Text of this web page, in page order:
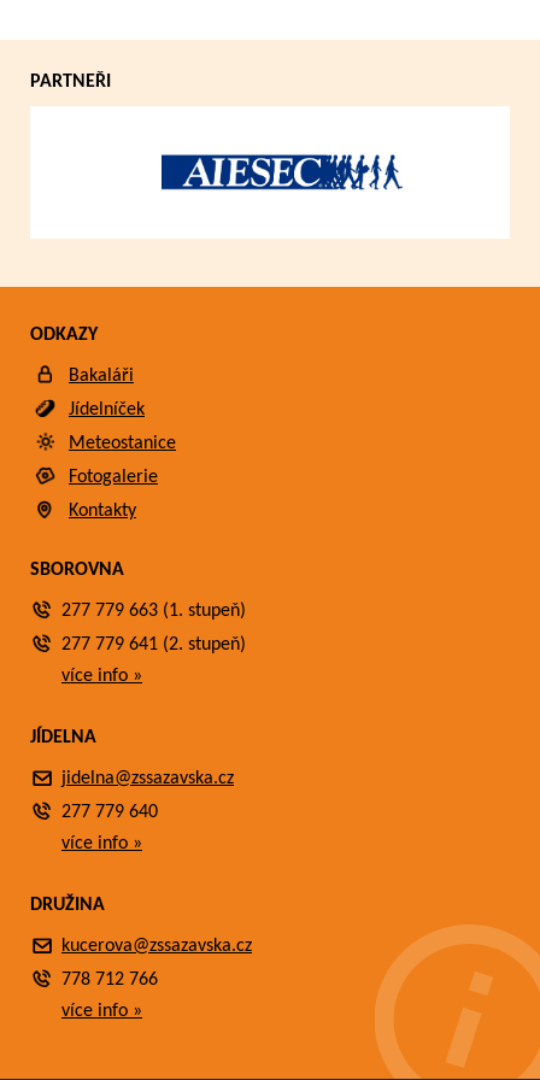
PARTNEŘI
ODKAZY
Bakaláři
Jídelníček
Meteostanice
Fotogalerie
Kontakty
SBOROVNA
277 779 663 (1. stupeň)
277 779 641 (2. stupeň)
více info »
JÍDELNA
jidelna@zssazavska.cz
277 779 640
více info »
DRUŽINA
kucerova@zssazavska.cz
778 712 766
více info »